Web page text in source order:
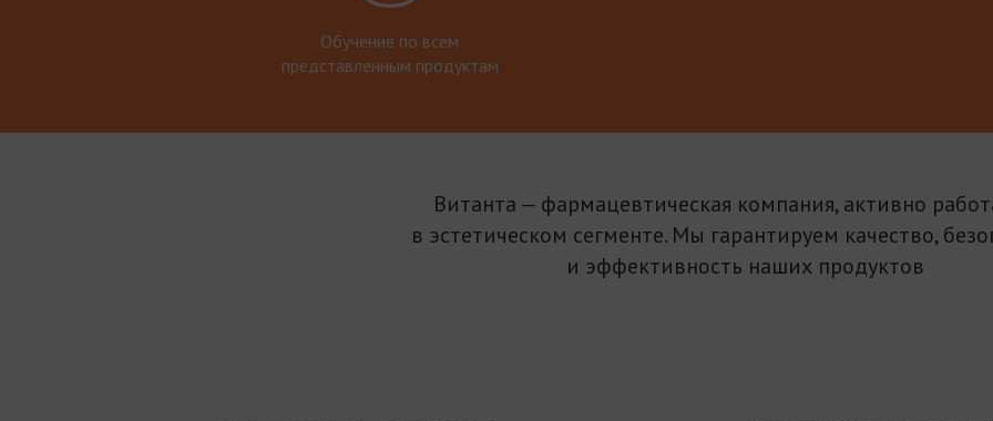
Обучение по всем
представленным продуктам
Витанта — фармацевтическая компания, активно
в эстетическом сегменте. Мы гарантируем качество,
и эффективность наших продуктов